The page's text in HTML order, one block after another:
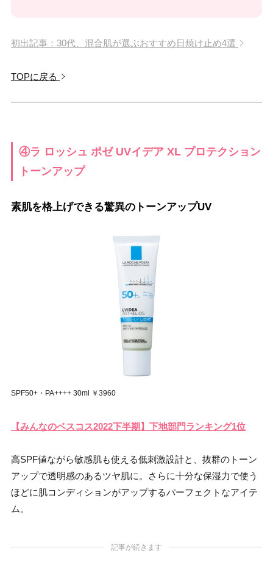
初出記事：30代、混合肌が選ぶおすすめ日焼け止め4選
TOPに戻る
④ラ ロッシュ ポゼ UVイデア XL プロテクション
トーンアップ
素肌を格上げできる驚異のトーンアップUV
SPF50+・PA++++ 30ml ￥3960
【みんなのベスコス2022下半期】下地部門ランキング1位
高SPF値ながら敏感肌も使える低刺激設計と、抜群のトーン
アップで透明感のあるツヤ肌に。さらに十分な保湿力で使う
ほどに肌コンディションがアップするパーフェクトなアイテ
ム。
記事が続きます